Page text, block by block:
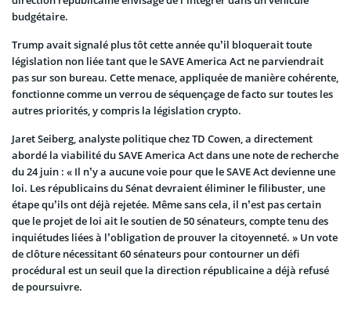
budgétaire.
Trump avait signalé plus tôt cette année qu’il bloquerait toute
législation non liée tant que le SAVE America Act ne parviendrait
pas sur son bureau. Cette menace, appliquée de manière cohérente,
fonctionne comme un verrou de séquençage de facto sur toutes les
autres priorités, y compris la législation crypto.
Jaret Seiberg, analyste politique chez TD Cowen, a directement
abordé la viabilité du SAVE America Act dans une note de recherche
du 24 juin : « Il n’y a aucune voie pour que le SAVE Act devienne une
loi. Les républicains du Sénat devraient éliminer le filibuster, une
étape qu’ils ont déjà rejetée. Même sans cela, il n’est pas certain
que le projet de loi ait le soutien de 50 sénateurs, compte tenu des
inquiétudes liées à l’obligation de prouver la citoyenneté. » Un vote
de clôture nécessitant 60 sénateurs pour contourner un défi
procédural est un seuil que la direction républicaine a déjà refusé
de poursuivre.